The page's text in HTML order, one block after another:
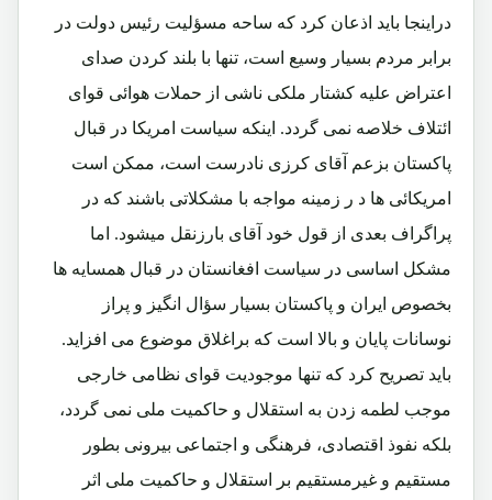
دراینجا باید اذعان کرد که ساحه مسؤلیت رئیس دولت در
برابر مردم بسیار وسیع است، تنها با بلند کردن صدای
اعتراض علیه کشتار ملکی ناشی از حملات هوائی قوای
ائتلاف خلاصه نمی گردد. اینکه سیاست امریکا در قبال
پاکستان بزعم آقای کرزی نادرست است، ممکن است
امریکائی ها د ر زمینه مواجه با مشکلاتی باشند که در
پراگراف بعدی از قول خود آقای بارزنقل میشود. اما
مشکل اساسی در سیاست افغانستان در قبال همسایه ها
بخصوص ایران و پاکستان بسیار سؤال انگیز و پراز
نوسانات پایان و بالا است که براغلاق موضوع می افزاید.
باید تصریح کرد که تنها موجودیت قوای نظامی خارجی
موجب لطمه زدن به استقلال و حاکمیت ملی نمی گردد،
بلکه نفوذ اقتصادی، فرهنگی و اجتماعی بیرونی بطور
مستقیم و غیرمستقیم بر استقلال و حاکمیت ملی اثر